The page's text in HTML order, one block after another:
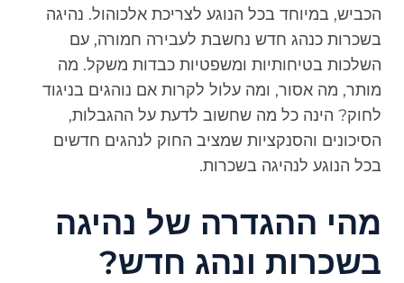
הכביש, במיוחד בכל הנוגע לצריכת אלכוהול. נהיגה
בשכרות כנהג חדש נחשבת לעבירה חמורה, עם
השלכות בטיחותיות ומשפטיות כבדות משקל. מה
מותר, מה אסור, ומה עלול לקרות אם נוהגים בניגוד
לחוק? הינה כל מה שחשוב לדעת על ההגבלות,
הסיכונים והסנקציות שמציב החוק לנהגים חדשים
בכל הנוגע לנהיגה בשכרות.
מהי ההגדרה של נהיגה
בשכרות ונהג חדש?